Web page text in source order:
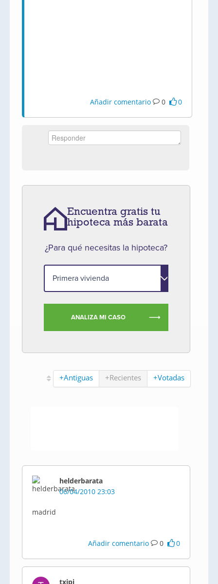
Añadir comentario 0 0
Encuentra gratis tu
hipoteca más barata
¿Para qué necesitas la hipoteca?
ANALIZA MI CASO
+Antiguas +Recientes +Votadas
helderbarata
06/04/2010 23:03
madrid
Añadir comentario 0 0
txipi